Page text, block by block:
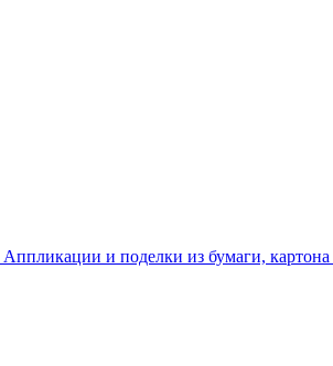
Аппликации и поделки из бумаги, картона